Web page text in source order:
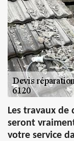
Les travaux
seront
votre service